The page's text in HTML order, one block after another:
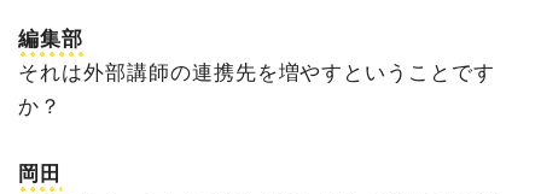
編集部
それは外部講師の連携先を増やすということです
か？
岡田